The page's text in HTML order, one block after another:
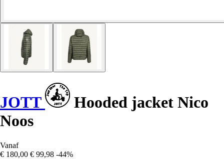
JOTT
Hooded jacket Nico
Noos
Vanaf
€ 180,00 € 99,98 -44%